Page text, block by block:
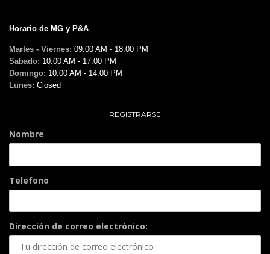
Horario de MG y P&A
Martes - Viernes: 09:00 AM - 18:00 PM
Sabado: 10:00 AM - 17:00 PM
Domingo: 10:00 AM - 14:00 PM
Lunes: Closed
REGISTRARSE
Nombre
Telefono
Dirección de correo electrónico: